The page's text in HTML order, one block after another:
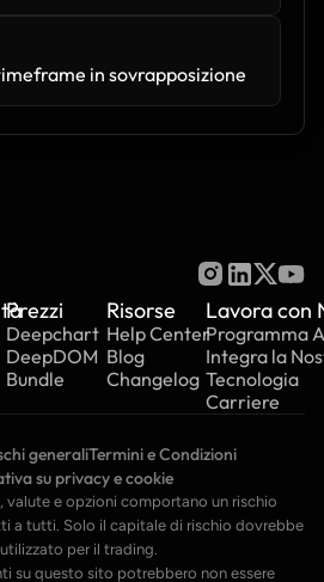
in sovrapposizione
Prezzi
Deepchart
DeepDOM
Bundle
Risorse
Help Center
Blog
Changelog
Lavora con
Programma
Integra la
Tecnologia
Carriere
generaliTermini e Condizioni
su privacy e cookie
valute e opzioni comportano un rischio
a tutti. Solo il capitale di rischio dovrebbe
per il trading.
su questo sito potrebbero non essere